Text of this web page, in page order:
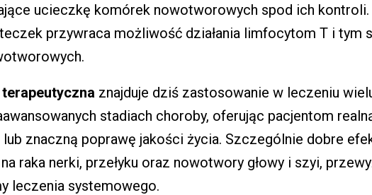
ucieczkę komórek nowotworowych spod ich kontroli.
przywraca możliwość działania limfocytom T i tym
znajduje dziś zastosowanie w leczeniu
stadiach choroby, oferując pacjentom
znaczną poprawę jakości życia. Szczególnie dobre
raka nerki, przełyku oraz nowotwory głowy i szyi,
leczenia systemowego.